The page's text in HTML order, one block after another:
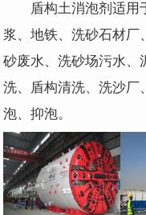
盾构土消泡剂适用
浆、地铁、洗砂石材厂
砂废水、洗砂场污水、
洗、盾构清洗、洗沙厂
泡、抑泡。